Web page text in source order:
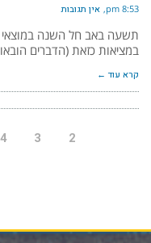
8:53 pm אין תגובות
תשעה באב חל השנה
במציאות כזאת (הדברים
קרא עוד ←
2
3
4